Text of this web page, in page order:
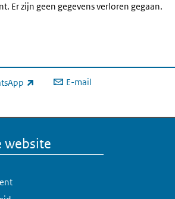
Er zijn geen gegevens verloren gegaan.
link) E-mail
website